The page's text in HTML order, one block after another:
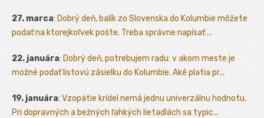
27. marca: Dobrý deň, balík zo Slovenska do Kolumbie môžete
podať na ktorejkoľvek pošte. Treba správne napísať ...
22. januára: Dobrý deň, potrebujem radu: v akom meste je
možné podať listovú zásielku do Kolumbie. Aké platia pr...
19. januára: Vzopätie krídel nemá jednu univerzálnu hodnotu.
Pri dopravných a bežných ľahkých lietadlách sa typic...